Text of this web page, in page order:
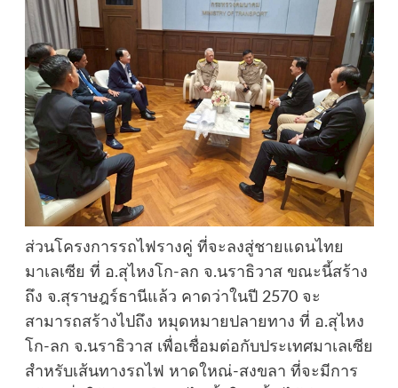
ส่วนโครงการรถไฟรางคู่ ที่จะลงสู่ชายแดนไทย
มาเลเซีย ที่ อ.สุไหงโก-ลก จ.นราธิวาส ขณะนี้สร้าง
ถึง จ.สุราษฎร์ธานีแล้ว คาดว่าในปี 2570 จะ
สามารถสร้างไปถึง หมุดหมายปลายทาง ที่ อ.สุไหง
โก-ลก จ.นราธิวาส เพื่อเชื่อมต่อกับประเทศมาเลเซีย
สำหรับเส้นทางรถไฟ หาดใหณ่-สงขลา ที่จะมีการ